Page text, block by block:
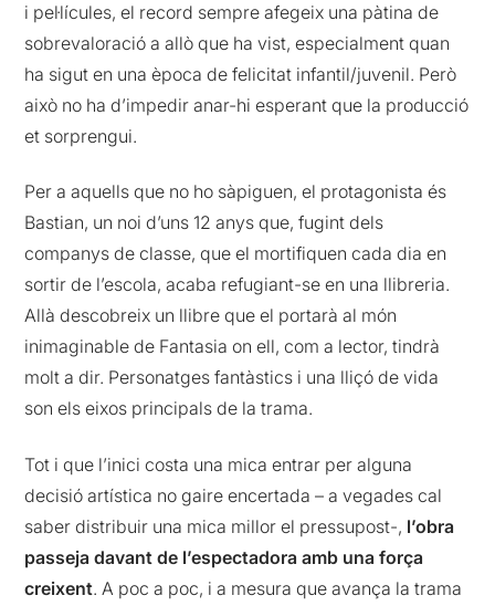
i pel·lícules, el record sempre afegeix una pàtina de
sobrevaloració a allò que ha vist, especialment quan
ha sigut en una època de felicitat infantil/juvenil. Però
això no ha d’impedir anar-hi esperant que la producció
et sorprengui.
Per a aquells que no ho sàpiguen, el protagonista és
Bastian, un noi d’uns 12 anys que, fugint dels
companys de classe, que el mortifiquen cada dia en
sortir de l’escola, acaba refugiant-se en una llibreria.
Allà descobreix un llibre que el portarà al món
inimaginable de Fantasia on ell, com a lector, tindrà
molt a dir. Personatges fantàstics i una lliçó de vida
son els eixos principals de la trama.
Tot i que l’inici costa una mica entrar per alguna
decisió artística no gaire encertada – a vegades cal
saber distribuir una mica millor el pressupost-, l’obra
passeja davant de l’espectadora amb una força
creixent. A poc a poc, i a mesura que avança la trama